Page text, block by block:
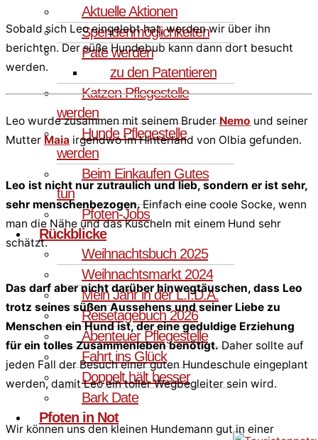
Aktuelle Aktionen
Spendenmöglichkeiten
Pate werden
zu den Patentieren
Katzen Pflegestelle
werden
Hunde Pflegestelle
werden
Beim Einkaufen Gutes
tun
Pfoten-Jobs
Rückblicke
Weihnachtsbuch 2025
Weihnachtsmarkt 2024
Mein Jahr in der L.I.D.A.
Reisetagebuch 2026
Abenteuer Pflegestelle
Fahrt ins Glück
Doppelt hält besser
Bark Date
Pfoten in Not
Sobald sich Leo eingelebt hat, werden wir über ihn
berichten. Der süße Hundebub kann dann dort besucht
werden.
Leo wurde zusammen mit seinem BruderNemo und seiner
Mutter Maia irgendwo im Hinterland von Olbia gefunden.
Leo ist nicht nur zutraulich und lieb, sondern er ist sehr,
sehr menschenbezogen.Einfach eine coole Socke, wenn
man die Nähe und das Kuscheln mit einem Hund sehr
schätzt.
Das darf aber nicht darüber hinwegtäuschen, dass Leo
trotz seines süßen Aussehens und seiner Liebe zu
Menschen ein Hund ist, der eine geduldige Erziehung
für ein tolles Zusammenleben benötigt.Daher sollte auf
jeden Fall der Besuch einer guten Hundeschule eingeplant
werden, damit Leo ein toller Wegbegleiter sein wird.
Wir können uns den kleinen Hundemann gut in einer